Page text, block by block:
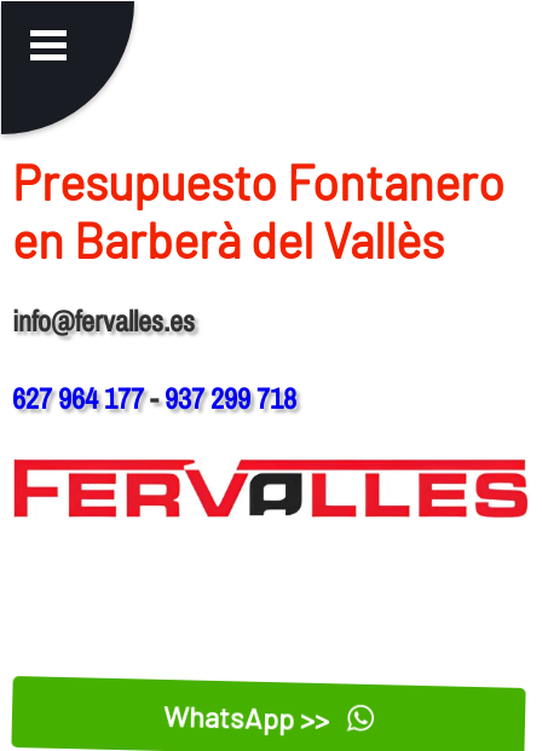
Presupuesto Fontanero
en Barberà del Vallès
info@fervalles.es
627 964 177-937 299 718
WhatsApp >>